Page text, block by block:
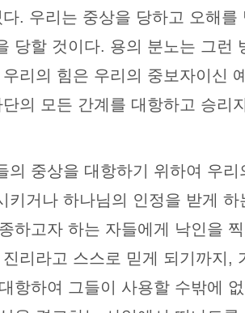
. 우리는 중상을 당하고 오해
당할 것이다. 용의 분노는 그런
리의 힘은 우리의 중보자이신
의 모든 간계를 대항하고 승리
의 중상을 대항하기 위하여 우
키거나 하나님의 인정을 받게
하고자 하는 자들에게 낙인을
리라고 스스로 믿게 되기까지,
항하여 그들이 사용할 수밖에